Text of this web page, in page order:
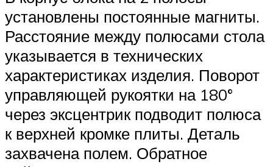
установлены постоянные магниты.
Расстояние между полюсами стола
указывается в технических
характеристиках изделия. Поворот
управляющей рукоятки на 180°
через эксцентрик подводит полюса
к верхней кромке плиты. Деталь
захвачена полем. Обратное